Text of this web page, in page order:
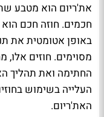
את'ריום הוא מטבע
חכמים. חוזה חכם
באופן אטומטית את
מסוימים. חוזים
החתימה ואת תהליך
העלייה בשימוש
האת'ריום.